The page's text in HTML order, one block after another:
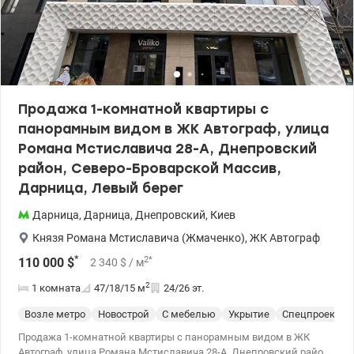
Продажа 1-комнатной квартиры с
панорамным видом в ЖК Автограф, улица
Романа Мстиславича 28-А, Днепровский
район, Северо-Броварской Массив,
Дарница, Левый берег
Дарница, Дарница, Днепровский, Киев
Князя Романа Мстиславича (Жмаченко), ЖК Автограф
110 000 $* 2 340 $ / м2*
1 комната 47/18/15 м2 24/26 эт.
Возле метро Новострой С мебелью Укрытие Спецпроект
Продажа 1-комнатной квартиры с панорамным видом в ЖК